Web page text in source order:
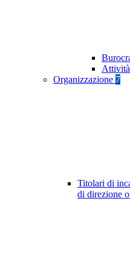
Organizzazione 7
Titolari di
di direzione